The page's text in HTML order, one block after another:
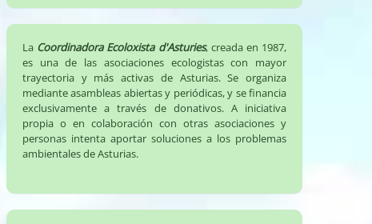
La Coordinadora Ecoloxista d'Asturies, creada en 1987,
es una de las asociaciones ecologistas con mayor
trayectoria y más activas de Asturias. Se organiza
mediante asambleas abiertas y periódicas, y se financia
exclusivamente a través de donativos. A iniciativa
propia o en colaboración con otras asociaciones y
personas intenta aportar soluciones a los problemas
ambientales de Asturias.